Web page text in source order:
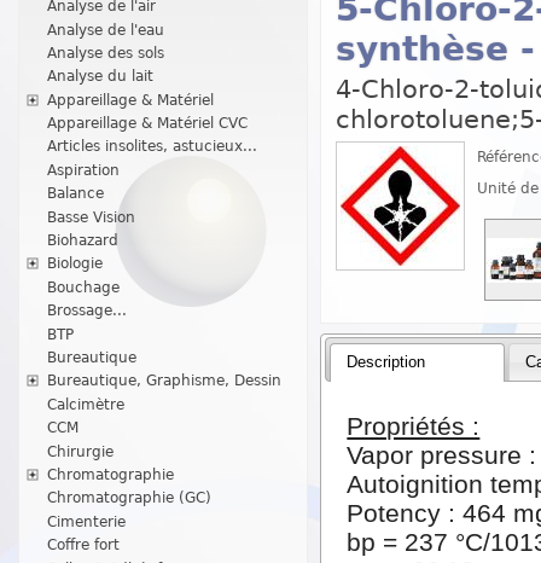
Analyse de l'air
Analyse de l'eau
Analyse des sols
Analyse du lait
Appareillage & Matériel
Appareillage & Matériel CVC
Articles insolites, astucieux...
Aspiration
Balance
Basse Vision
Biohazard
Biologie
Bouchage
Brossage...
BTP
Bureautique
Bureautique, Graphisme, Dessin
Calcimètre
CCM
Chirurgie
Chromatographie
Chromatographie (GC)
Cimenterie
Coffre fort
5-Chloro-
synthèse
4-Chloro-2-
Unité
Description
Propriétés :
Vapor pressure
Autoignition
Potency : 464
bp = 237 °C/